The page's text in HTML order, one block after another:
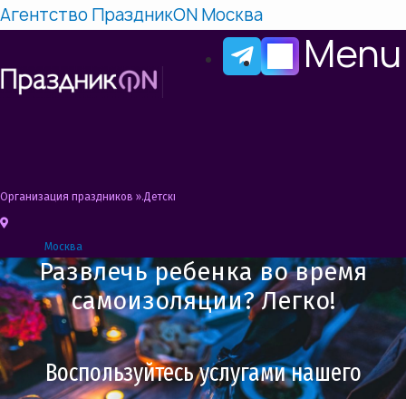
Агентство ПраздникON Москва
Menu
Организация праздников »Детский праздник ONLINE | Аниматоры онлайн
Москва
Развлечь ребенка во время
самоизоляции? Легко!
Воспользуйтесь услугами нашего